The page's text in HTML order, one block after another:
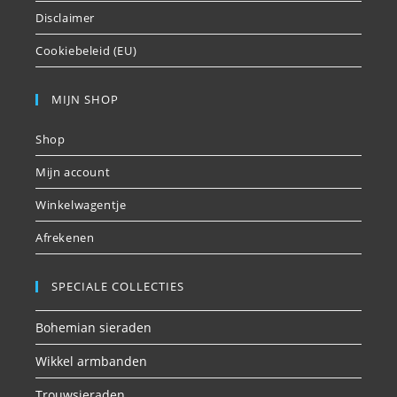
Disclaimer
Cookiebeleid (EU)
MIJN SHOP
Shop
Mijn account
Winkelwagentje
Afrekenen
SPECIALE COLLECTIES
Bohemian sieraden
Wikkel armbanden